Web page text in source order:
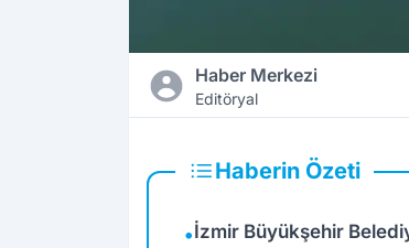
Haber Merkezi
Editöryal
Haberin Özeti
•İzmir Büyükşehir